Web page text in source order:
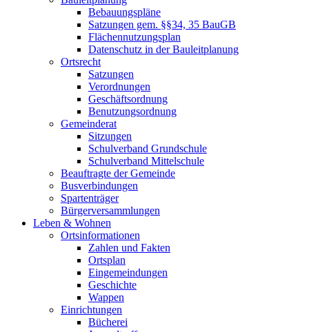
Bebauungspläne
Satzungen gem. §§34, 35 BauGB
Flächennutzungsplan
Datenschutz in der Bauleitplanung
Ortsrecht
Satzungen
Verordnungen
Geschäftsordnung
Benutzungsordnung
Gemeinderat
Sitzungen
Schulverband Grundschule
Schulverband Mittelschule
Beauftragte der Gemeinde
Busverbindungen
Spartenträger
Bürgerversammlungen
Leben & Wohnen
Ortsinformationen
Zahlen und Fakten
Ortsplan
Eingemeindungen
Geschichte
Wappen
Einrichtungen
Bücherei